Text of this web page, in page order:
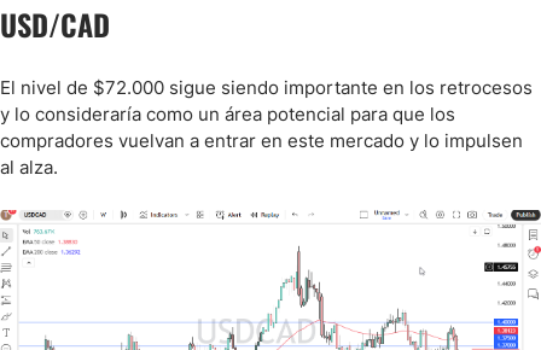
USD/CAD
El nivel de $72.000 sigue siendo importante en los retrocesos
y lo consideraría como un área potencial para que los
compradores vuelvan a entrar en este mercado y lo impulsen
al alza.